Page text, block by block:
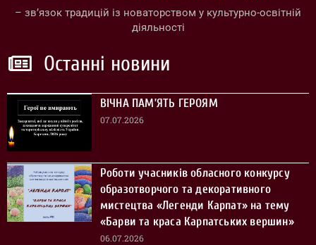
– зв’язок традицій із новаторством у культурно-освітній
діяльності
Останні новини
ВІЧНА ПАМ’ЯТЬ ГЕРОЯМ
07.07.2026
Роботи учасників обласного конкурсу
образотворчого та декоративного
мистецтва «Легенди Карпат» на тему
«Барви та краса Карпатських вершин»
06.07.2026